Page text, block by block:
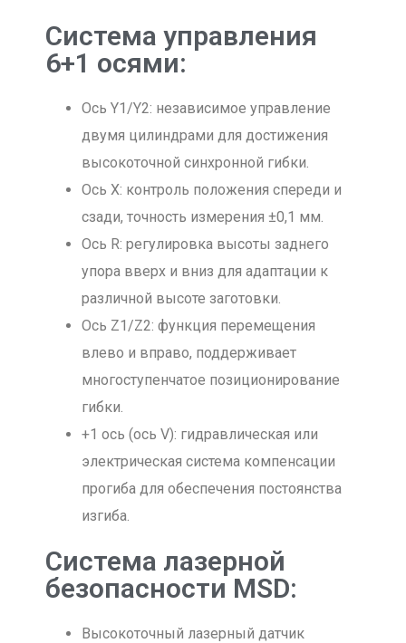
Система управления
6+1 осями:
Ось Y1/Y2: независимое управление
двумя цилиндрами для достижения
высокоточной синхронной гибки.
Ось X: контроль положения спереди и
сзади, точность измерения ±0,1 мм.
Ось R: регулировка высоты заднего
упора вверх и вниз для адаптации к
различной высоте заготовки.
Ось Z1/Z2: функция перемещения
влево и вправо, поддерживает
многоступенчатое позиционирование
гибки.
+1 ось (ось V): гидравлическая или
электрическая система компенсации
прогиба для обеспечения постоянства
изгиба.
Система лазерной
безопасности MSD:
Высокоточный лазерный датчик